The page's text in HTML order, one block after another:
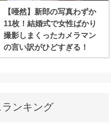
【唖然】新郎の写真わずか
11枚！結婚式で女性ばかり
撮影しまくったカメラマン
の言い訳がひどすぎる！
ンキング